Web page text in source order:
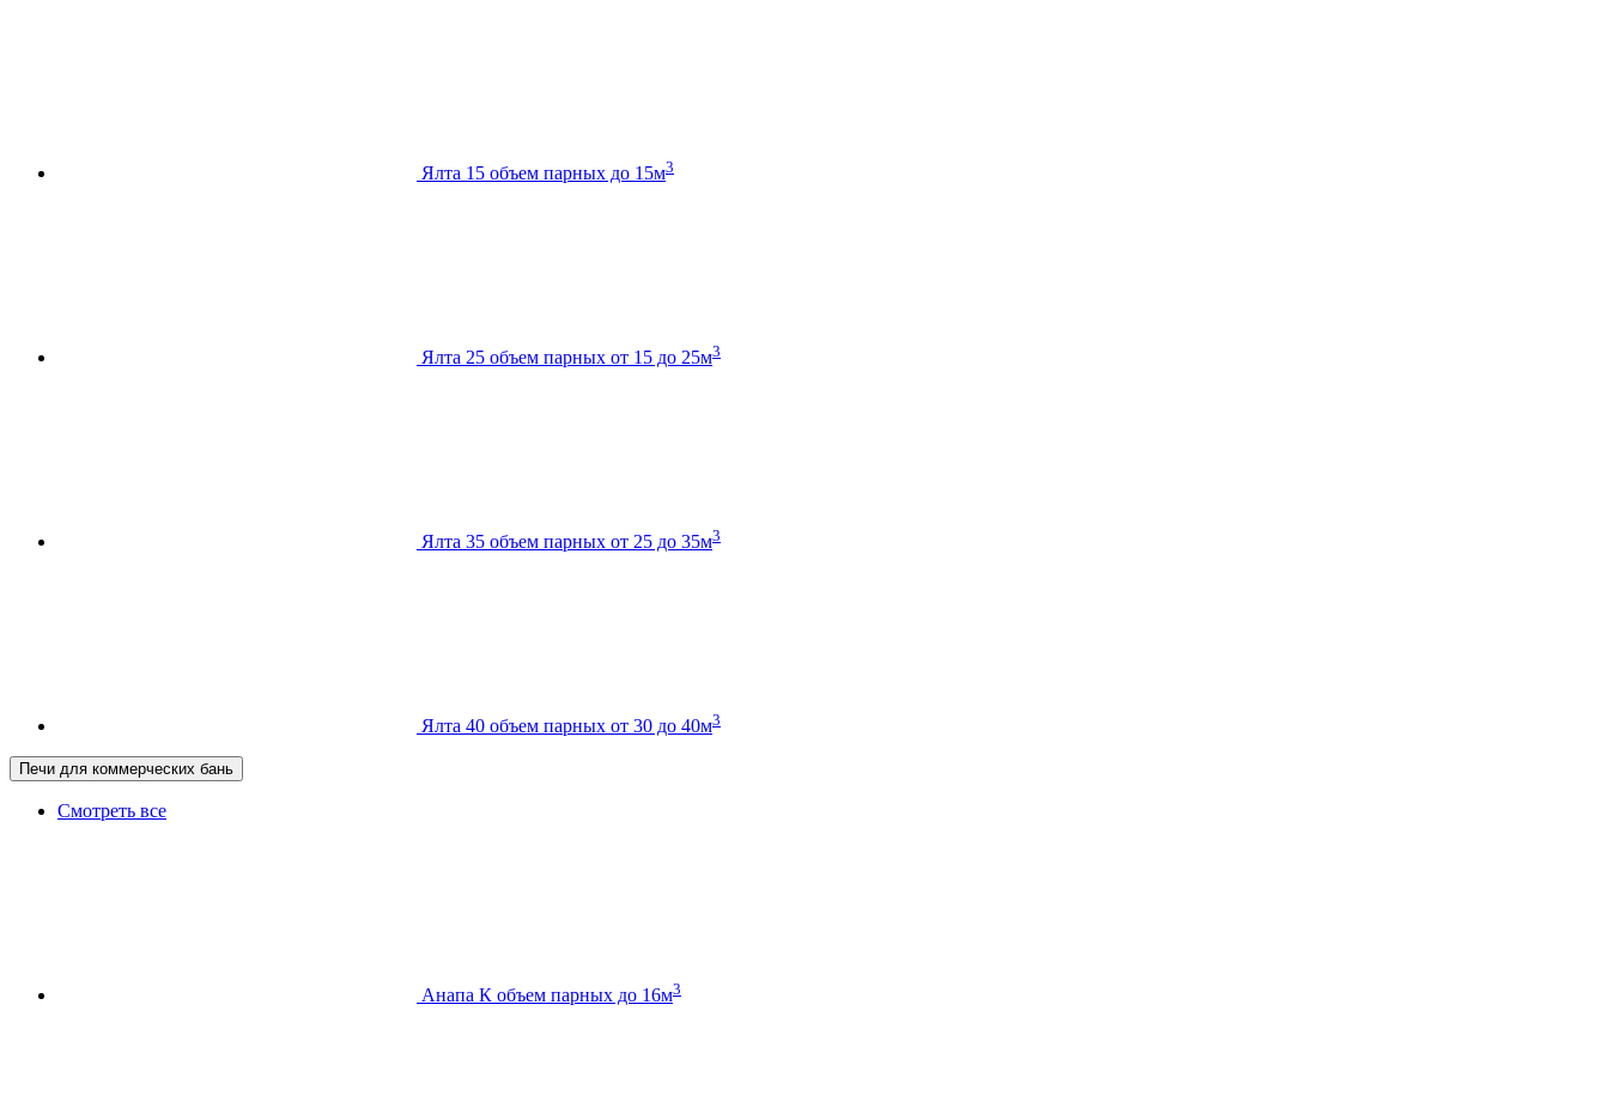
Ялта 15 объем парных до 15м3
Ялта 25 объем парных от 15 до 25м3
Ялта 35 объем парных от 25 до 35м3
Ялта 40 объем парных от 30 до 40м3
Печи для коммерческих бань
Смотреть все
Анапа К объем парных до 16м3